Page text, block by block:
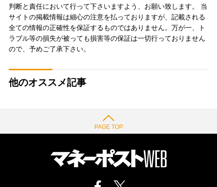
判断と責任において行って下さいますよう、お願い致します。 当
サイトの掲載情報は細心の注意を払っておりますが、記載される
全ての情報の正確性を保証するものではありません。万が一、ト
ラブル等の損失が被っても損害等の保証は一切行っておりません
ので、予めご了承下さい。
他のオススメ記事
PAGE TOP